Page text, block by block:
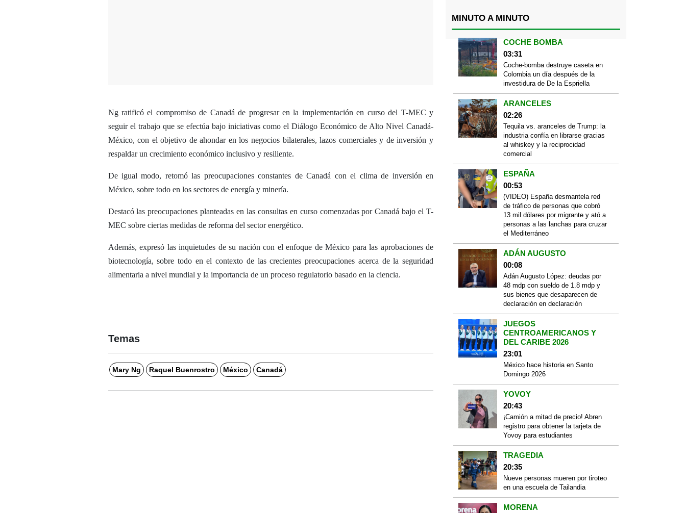
Ng ratificó el compromiso de Canadá de progresar en la implementación en curso del T-MEC y
seguir el trabajo que se efectúa bajo iniciativas como el Diálogo Económico de Alto Nivel Canadá-
México, con el objetivo de ahondar en los negocios bilaterales, lazos comerciales y de inversión y
respaldar un crecimiento económico inclusivo y resiliente.
De igual modo, retomó las preocupaciones constantes de Canadá con el clima de inversión en
México, sobre todo en los sectores de energía y minería.
Destacó las preocupaciones planteadas en las consultas en curso comenzadas por Canadá bajo el T-
MEC sobre ciertas medidas de reforma del sector energético.
Además, expresó las inquietudes de su nación con el enfoque de México para las aprobaciones de
biotecnología, sobre todo en el contexto de las crecientes preocupaciones acerca de la seguridad
alimentaria a nivel mundial y la importancia de un proceso regulatorio basado en la ciencia.
Temas
Mary Ng Raquel Buenrostro México Canadá
MINUTO A MINUTO
COCHE BOMBA
03:31
Coche-bomba destruye caseta en
Colombia un día después de la
investidura de De la Espriella
ARANCELES
02:26
Tequila vs. aranceles de Trump: la
industria confía en librarse gracias
al whiskey y la reciprocidad
comercial
ESPAÑA
00:53
(VIDEO) España desmantela red
de tráfico de personas que cobró
13 mil dólares por migrante y ató a
personas a las lanchas para cruzar
el Mediterráneo
ADÁN AUGUSTO
00:08
Adán Augusto López: deudas por
48 mdp con sueldo de 1.8 mdp y
sus bienes que desaparecen de
declaración en declaración
JUEGOS
CENTROAMERICANOS Y
DEL CARIBE 2026
23:01
México hace historia en Santo
Domingo 2026
YOVOY
20:43
¡Camión a mitad de precio! Abren
registro para obtener la tarjeta de
Yovoy para estudiantes
TRAGEDIA
20:35
Nueve personas mueren por tiroteo
en una escuela de Tailandia
MORENA